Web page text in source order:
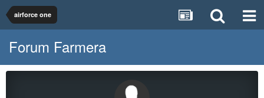
airforce one
Forum Farmera